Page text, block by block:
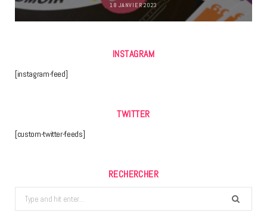
18 JANVIER 2023
INSTAGRAM
[instagram-feed]
TWITTER
[custom-twitter-feeds]
RECHERCHER
Search
for: